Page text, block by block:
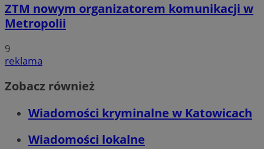
ZTM nowym organizatorem komunikacji w
Metropolii
9
reklama
Zobacz również
Wiadomości kryminalne w Katowicach
Wiadomości lokalne